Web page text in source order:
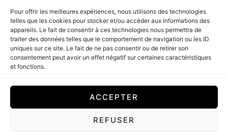
Pour offrir les meilleures expériences, nous utilisons des technologies
telles que les cookies pour stocker et/ou accéder aux informations des
appareils. Le fait de consentir à ces technologies nous permettra de
traiter des données telles que le comportement de navigation ou les ID
uniques sur ce site. Le fait de ne pas consentir ou de retirer son
consentement peut avoir un effet négatif sur certaines caractéristiques
et fonctions.
ACCEPTER
REFUSER
Les meubles shakers s’intègrent aussi bien dans un
intérieurrustiqueque dans un décormoderne , apportant
une touche d’équilibre et de sérénité à l’espace.
Catégories
Actualités
L’assemblage tenon-mortaise : une technique millénaire